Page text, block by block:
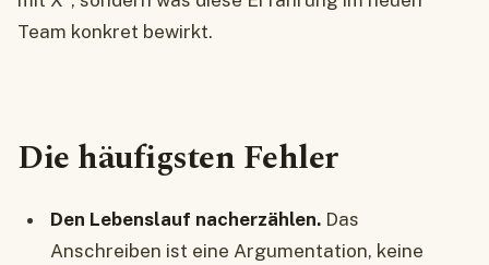
Team konkret bewirkt.
Die häufigsten Fehler
Den Lebenslauf nacherzählen.Das
Anschreiben ist eine Argumentation, keine